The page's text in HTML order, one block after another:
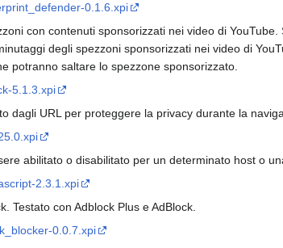
0.1.6.xpi
con contenuti sponsorizzati nei video di
degli spezzoni sponsorizzati nei video di
potranno saltare lo spezzone sponsorizzato.
5.1.3.xpi
dagli URL per proteggere la privacy durante la
abilitato o disabilitato per un determinato host o
2.3.1.xpi
Testato con Adblock Plus e AdBlock.
0.0.7.xpi